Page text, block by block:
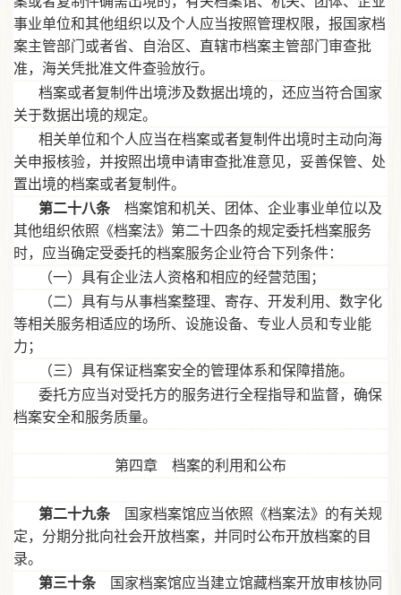
事业单位和其他组织以及个人应当按照管理权限，报国家档
案主管部门或者省、自治区、直辖市档案主管部门审查批
准，海关凭批准文件查验放行。
档案或者复制件出境涉及数据出境的，还应当符合国家
关于数据出境的规定。
相关单位和个人应当在档案或者复制件出境时主动向海
关申报核验，并按照出境申请审查批准意见，妥善保管、处
置出境的档案或者复制件。
第二十八条 档案馆和机关、团体、企业事业单位以及
其他组织依照《档案法》第二十四条的规定委托档案服务
时，应当确定受委托的档案服务企业符合下列条件：
（一）具有企业法人资格和相应的经营范围；
（二）具有与从事档案整理、寄存、开发利用、数字化
等相关服务相适应的场所、设施设备、专业人员和专业能
力；
（三）具有保证档案安全的管理体系和保障措施。
委托方应当对受托方的服务进行全程指导和监督，确保
档案安全和服务质量。
第四章 档案的利用和公布
第二十九条 国家档案馆应当依照《档案法》的有关规
定，分期分批向社会开放档案，并同时公布开放档案的目
录。
第三十条 国家档案馆应当建立馆藏档案开放审核协同